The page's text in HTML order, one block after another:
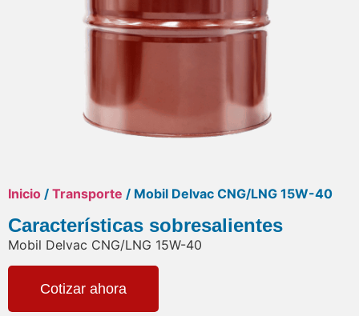
Inicio / Transporte / Mobil Delvac CNG/LNG 15W-40
Características sobresalientes
Mobil Delvac CNG/LNG 15W-40
Cotizar ahora